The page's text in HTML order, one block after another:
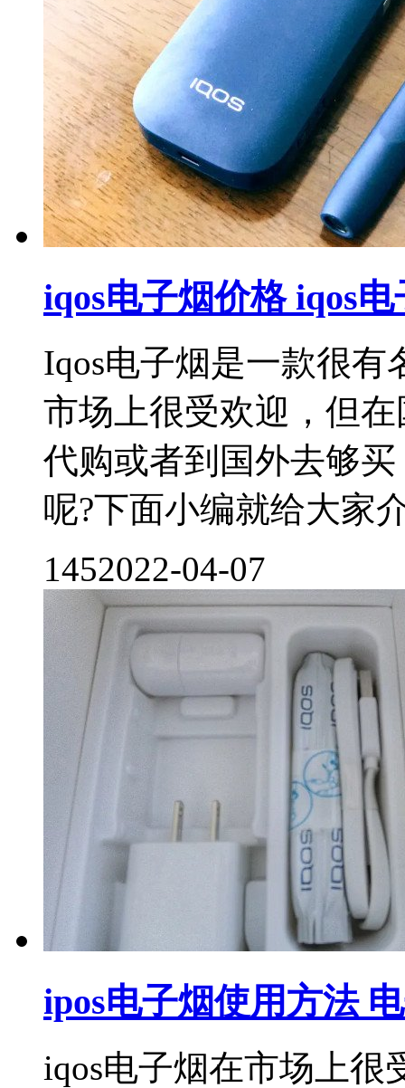
iqos电子烟价格 iqos
Iqos电子烟是一款很
市场上很受欢迎，但
代购或者到国外去够
呢?下面小编就给大家
1452022-04-07
ipos电子烟使用方法
iqos电子烟在市场上很